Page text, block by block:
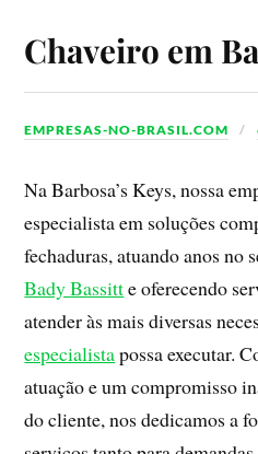
Chaveiro em
EMPRESAS-NO-BRASIL.COM
Na Barbosa’s Keys, nossa
especialista em soluções
fechaduras, atuando anos no
Bady Bassitte oferecendo
atender às mais diversas
especialistapossa executar.
atuação e um compromisso
do cliente, nos dedicamos a